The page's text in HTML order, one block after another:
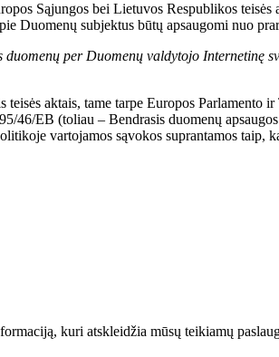
Sąjungos bei Lietuvos Respublikos
Duomenų subjektus būtų apsaugomi nuo
per Duomenų valdytojo Internetinę
aktais, tame tarpe Europos Parlamento
EB (toliau – Bendrasis duomenų
vartojamos sąvokos suprantamos
kuri atskleidžia mūsų teikiamų